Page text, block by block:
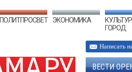
ПОЛИТПРОСВЕТ ЭКОНОМИКА
ГОРОД
Написать
ВЕСТИ